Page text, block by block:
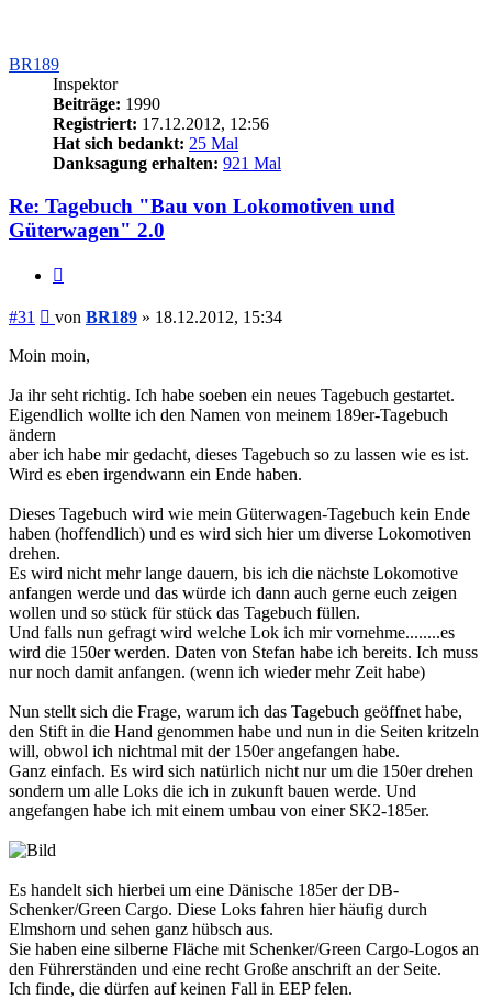
BR189
Inspektor
Beiträge: 1990
Registriert: 17.12.2012, 12:56
Hat sich bedankt: 25 Mal
Danksagung erhalten: 921 Mal
Re: Tagebuch "Bau von Lokomotiven und
Güterwagen" 2.0
#31 Beitrag
von BR189 » 18.12.2012, 15:34
Moin moin,
Ja ihr seht richtig. Ich habe soeben ein neues Tagebuch gestartet.
Eigendlich wollte ich den Namen von meinem 189er-Tagebuch
ändern
aber ich habe mir gedacht, dieses Tagebuch so zu lassen wie es ist.
Wird es eben irgendwann ein Ende haben.
Dieses Tagebuch wird wie mein Güterwagen-Tagebuch kein Ende
haben (hoffendlich) und es wird sich hier um diverse Lokomotiven
drehen.
Es wird nicht mehr lange dauern, bis ich die nächste Lokomotive
anfangen werde und das würde ich dann auch gerne euch zeigen
wollen und so stück für stück das Tagebuch füllen.
Und falls nun gefragt wird welche Lok ich mir vornehme........es
wird die 150er werden. Daten von Stefan habe ich bereits. Ich muss
nur noch damit anfangen. (wenn ich wieder mehr Zeit habe)
Nun stellt sich die Frage, warum ich das Tagebuch geöffnet habe,
den Stift in die Hand genommen habe und nun in die Seiten kritzeln
will, obwol ich nichtmal mit der 150er angefangen habe.
Ganz einfach. Es wird sich natürlich nicht nur um die 150er drehen
sondern um alle Loks die ich in zukunft bauen werde. Und
angefangen habe ich mit einem umbau von einer SK2-185er.
Es handelt sich hierbei um eine Dänische 185er der DB-
Schenker/Green Cargo. Diese Loks fahren hier häufig durch
Elmshorn und sehen ganz hübsch aus.
Sie haben eine silberne Fläche mit Schenker/Green Cargo-Logos an
den Führerständen und eine recht Große anschrift an der Seite.
Ich finde, die dürfen auf keinen Fall in EEP felen.